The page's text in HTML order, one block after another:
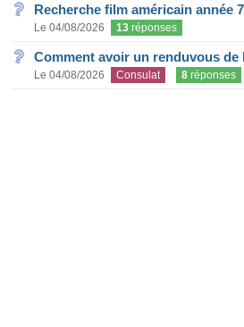
Recherche film américain année
Le 04/08/2026 13 réponses
Comment avoir un renduvous
Le 04/08/2026 Consulat 8 réponses